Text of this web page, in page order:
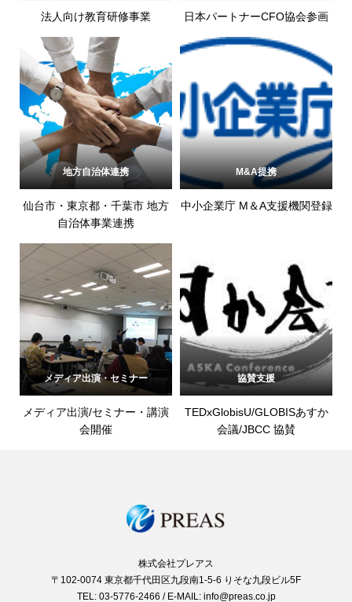
法人向け教育研修事業 日本パートナーCFO協会参画
地方自治体連携
仙台市・東京都・千葉市 地方
自治体事業連携
M&A提携
中小企業庁 M＆A支援機関登録
メディア出演・セミナー
メディア出演/セミナー・講演
会開催
協賛支援
TEDxGlobisU/GLOBISあすか
会議/JBCC 協賛
株式会社プレアス
〒102-0074 東京都千代田区九段南1-5-6 りそな九段ビル5F
TEL: 03-5776-2466 / E-MAIL: info@preas.co.jp